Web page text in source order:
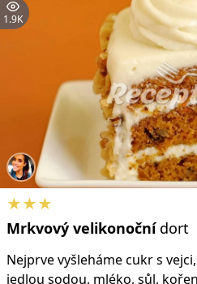
1.9K
★★★
Mrkvový velikonočnídort
Nejprve vyšleháme cukr s
jedlou sodou, mléko, sůl,